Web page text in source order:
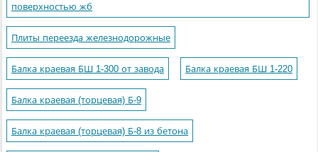
поверхностью жб
Плиты переезда железнодорожные
Балка краевая БШ 1-300 от завода Балка краевая БШ 1-220
Балка краевая (торцевая) Б-9
Балка краевая (торцевая) Б-8 из бетона